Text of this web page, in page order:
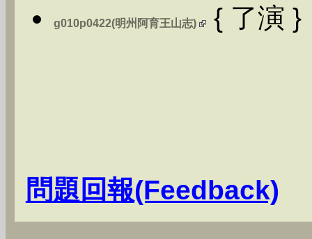
g010p0422(明州阿育王山志) { 了演 }
問題回報(Feedback)